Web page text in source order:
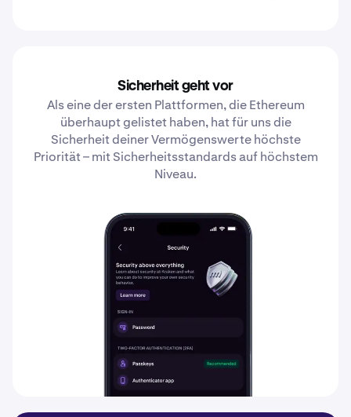
Sicherheit geht vor
Als eine der ersten Plattformen, die Ethereum
überhaupt gelistet haben, hat für uns die
Sicherheit deiner Vermögenswerte höchste
Priorität – mit Sicherheitsstandards auf höchstem
Niveau.